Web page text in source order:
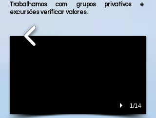
Trabalhamos com grupos privativos e
excursões verificar valores.
1/14